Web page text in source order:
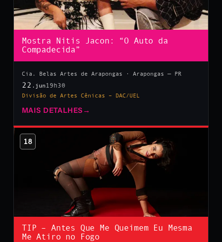
Mostra Nitis Jacon: “O Auto da
Compadecida”
Cia. Belas Artes de Arapongas · Arapongas — PR
22 .jun 19h30
Divisão de Artes Cênicas – DAC/UEL
MAIS DETALHES →
18
TIP – Antes Que Me Queimem Eu Mesma
Me Atiro no Fogo